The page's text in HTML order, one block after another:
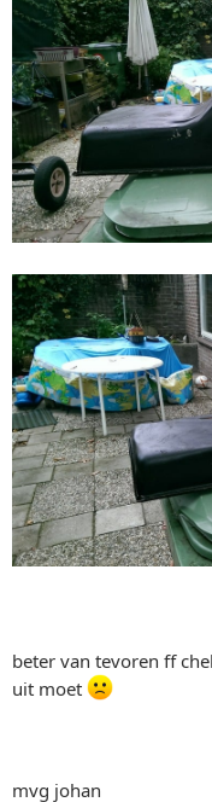
beter van tevoren ff
uit moet
mvg johan